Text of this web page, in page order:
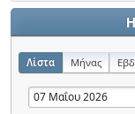
Λίστα Μήνας